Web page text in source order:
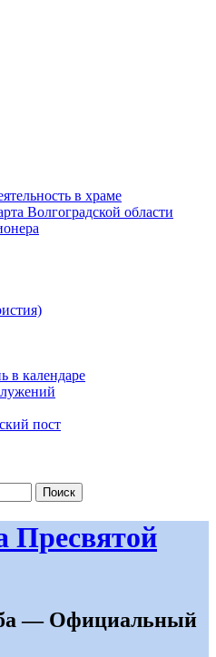
в храме
Волгоградской области
в календаре
пост
Пресвятой
— Официальный